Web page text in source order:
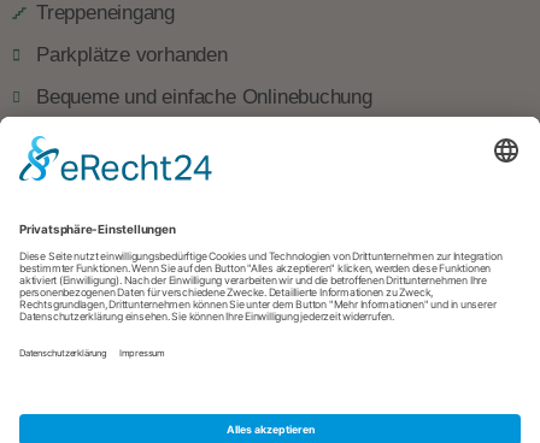
Treppeneingang
Parkplätze vorhanden
Bequeme und einfache Onlinebuchung
Sprechstunden
Montag
8.00 — 13.00 & 14.00 — 18.00 Uhr
Dienstag
8.00 — 12.00 & 14.00 — 18.00 Uhr
Mittwoch
8.00 — 13.00 & 14.00 — 18.00 Uhr
Donnerstag
8.00 — 12.00 & 13.00 — 18.00 Uhr
Samstag
9.00 — 12.00 Uhr